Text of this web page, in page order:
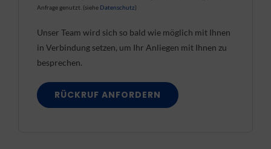
Anfrage genutzt. (siehe Datenschutz)
Unser Team wird sich so bald wie möglich mit Ihnen
in Verbindung setzen, um Ihr Anliegen mit Ihnen zu
besprechen.